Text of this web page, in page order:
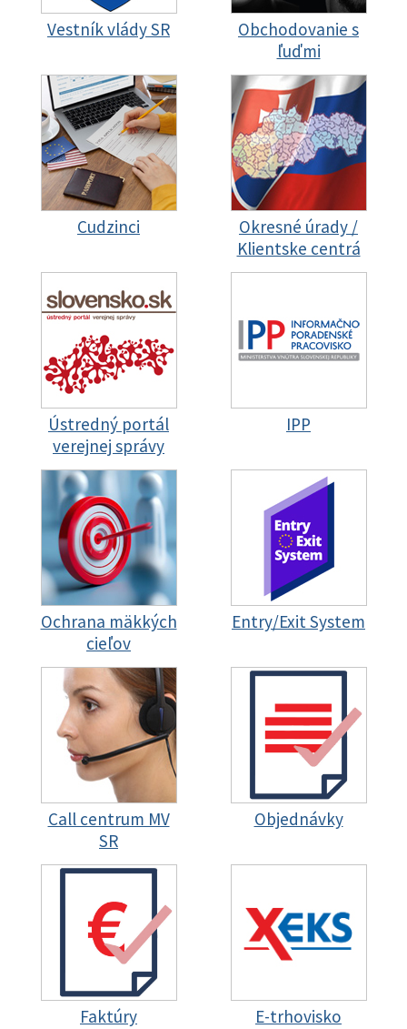
Vestník vlády SR
Obchodovanie s
ľuďmi
Cudzinci
Okresné úrady /
Klientske centrá
Ústredný portál
verejnej správy
IPP
Ochrana mäkkých
cieľov
Entry/Exit System
Call centrum MV
SR
Objednávky
Faktúry E-trhovisko